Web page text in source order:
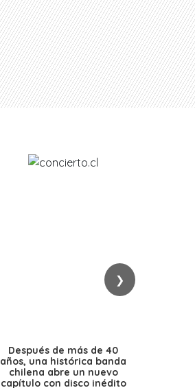
❯
Después de más de 40
años, una histórica banda
chilena abre un nuevo
capítulo con disco inédito